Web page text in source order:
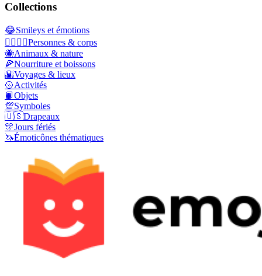
Collections
😂Smileys et émotions
👩‍❤️‍💋‍👨Personnes & corps
🐝Animaux & nature
🍕Nourriture et boissons
🌇Voyages & lieux
🥎Activités
📙Objets
💯Symboles
🇺🇸Drapeaux
🎊Jours fériés
🦄Émoticônes thématiques